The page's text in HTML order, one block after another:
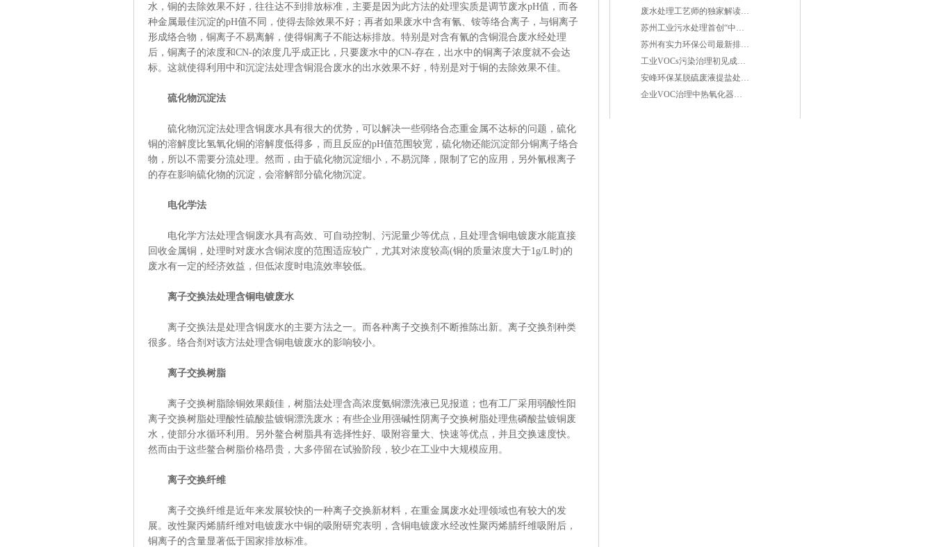
水，铜的去除效果不好，往往达不到排放标准，主要是因为此方法的处理实质是调节废水pH值，而各
种金属最佳沉淀的pH值不同，使得去除效果不好；再者如果废水中含有氰、铵等络合离子，与铜离子
形成络合物，铜离子不易离解，使得铜离子不能达标排放。特别是对含有氰的含铜混合废水经处理
后，铜离子的浓度和CN-的浓度几乎成正比，只要废水中的CN-存在，出水中的铜离子浓度就不会达
标。这就使得利用中和沉淀法处理含铜混合废水的出水效果不好，特别是对于铜的去除效果不佳。
硫化物沉淀法
硫化物沉淀法处理含铜废水具有很大的优势，可以解决一些弱络合态重金属不达标的问题，硫化
铜的溶解度比氢氧化铜的溶解度低得多，而且反应的pH值范围较宽，硫化物还能沉淀部分铜离子络合
物，所以不需要分流处理。然而，由于硫化物沉淀细小，不易沉降，限制了它的应用，另外氰根离子
的存在影响硫化物的沉淀，会溶解部分硫化物沉淀。
电化学法
电化学方法处理含铜废水具有高效、可自动控制、污泥量少等优点，且处理含铜电镀废水能直接
回收金属铜，处理时对废水含铜浓度的范围适应较广，尤其对浓度较高(铜的质量浓度大于1g/L时)的
废水有一定的经济效益，但低浓度时电流效率较低。
离子交换法处理含铜电镀废水
离子交换法是处理含铜废水的主要方法之一。而各种离子交换剂不断推陈出新。离子交换剂种类
很多。络合剂对该方法处理含铜电镀废水的影响较小。
离子交换树脂
离子交换树脂除铜效果颇佳，树脂法处理含高浓度氨铜漂洗液已见报道；也有工厂采用弱酸性阳
离子交换树脂处理酸性硫酸盐镀铜漂洗废水；有些企业用强碱性阴离子交换树脂处理焦磷酸盐镀铜废
水，使部分水循环利用。另外鳌合树脂具有选择性好、吸附容量大、快速等优点，并且交换速度快。
然而由于这些鳌合树脂价格昂贵，大多停留在试验阶段，较少在工业中大规模应用。
离子交换纤维
离子交换纤维是近年来发展较快的一种离子交换新材料，在重金属废水处理领域也有较大的发
展。改性聚丙烯腈纤维对电镀废水中铜的吸附研究表明，含铜电镀废水经改性聚丙烯腈纤维吸附后，
铜离子的含量显著低于国家排放标准。
废水处理工艺师的独家解读废水处理知识
苏州工业污水处理首创“中水”回用经济
苏州有实力环保公司最新排名/知名环保公司有哪些?
工业VOCs污染治理初见成效：地球比20年前更绿
安峰环保某脱硫废液提盐处理项目验收成功
企业VOC治理中热氧化器如何安全运行？